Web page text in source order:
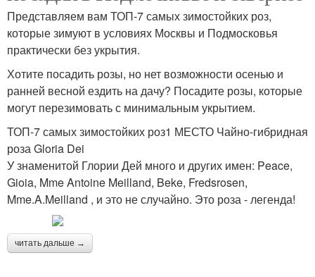
Представляем вам ТОП-7 самых зимостойких роз,
которые зимуют в условиях Москвы и Подмосковья
практически без укрытия.
Хотите посадить розы, но нет возможности осенью и
ранней весной ездить на дачу? Посадите розы, которые
могут перезимовать с минимальным укрытием.
ТОП-7 самых зимостойких роз1 МЕСТО Чайно-гибридная
роза Gloria Dei
У знаменитой Глории Дей много и других имен: Peace,
Gioia, Mme Antoine Meilland, Beke, Fredsrosen,
Mme.A.Meilland , и это не случайно. Это роза - легенда!
читать дальше →